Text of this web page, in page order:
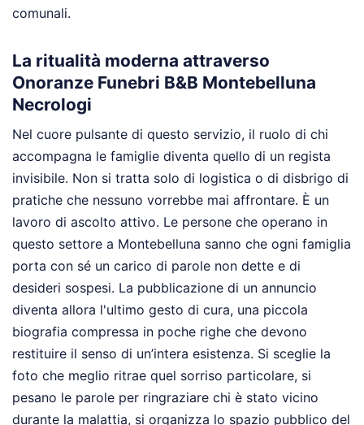
comunali.
La ritualità moderna attraverso
Onoranze Funebri B&B Montebelluna
Necrologi
Nel cuore pulsante di questo servizio, il ruolo di chi
accompagna le famiglie diventa quello di un regista
invisibile. Non si tratta solo di logistica o di disbrigo di
pratiche che nessuno vorrebbe mai affrontare. È un
lavoro di ascolto attivo. Le persone che operano in
questo settore a Montebelluna sanno che ogni famiglia
porta con sé un carico di parole non dette e di
desideri sospesi. La pubblicazione di un annuncio
diventa allora l'ultimo gesto di cura, una piccola
biografia compressa in poche righe che devono
restituire il senso di un’intera esistenza. Si sceglie la
foto che meglio ritrae quel sorriso particolare, si
pesano le parole per ringraziare chi è stato vicino
durante la malattia, si organizza lo spazio pubblico del